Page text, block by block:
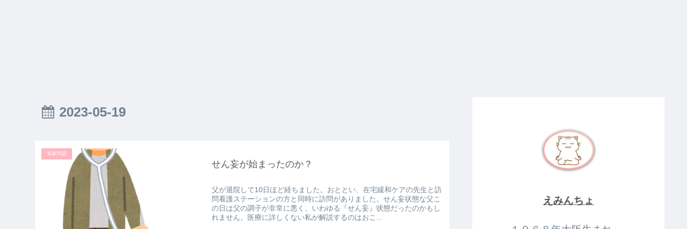
2023-05-19
実家問題
せん妄が始まったのか？
父が退院して10日ほど経ちました。おととい、在宅緩和ケアの先生と訪
問看護ステーションの方と同時に訪問がありました。せん妄状態な父こ
の日は父の調子が非常に悪く、いわゆる『せん妄』状態だったのかもし
れません。医療に詳しくない私が解説するのはおこ...
えみんちょ